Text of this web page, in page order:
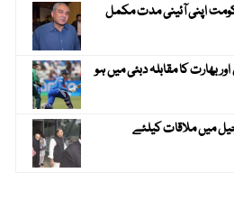
اپنی آئینی مدت مکمل
2026، پاکستان اور بھارت کا مقابلہ دبئی میں ہو
میں ملاقات کیلئے